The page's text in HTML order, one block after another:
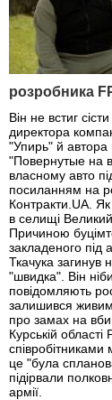
розробника
Він не встиг
директора
"Упирь" й автора
"Повернутые на
власному авто
посиланням на
Контракти.UA.
в селищі Великий
Причиною
закладеного під
Ткачука загинув
"швидка". Він
повідомляють
залишився
про замах на
Курській області
співробітниками
це "була
підірвали
армії.